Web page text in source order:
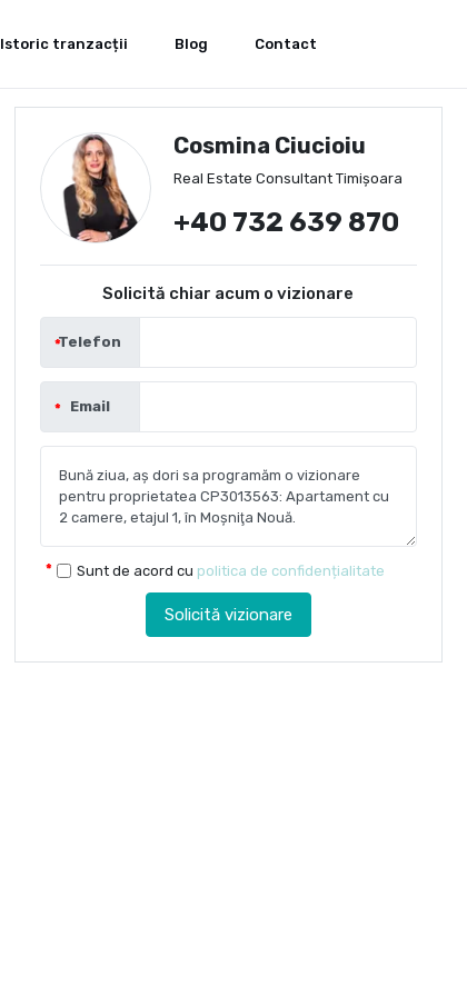
Istoric tranzacții Blog Contact
Cosmina Ciucioiu
Real Estate Consultant Timișoara
+40 732 639 870
Solicită chiar acum o vizionare
Telefon
Email
Sunt de acord cu politica de confidențialitate
Solicită vizionare